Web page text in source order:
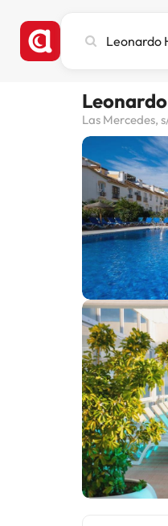
città,
destinazione
Las Mercedes,